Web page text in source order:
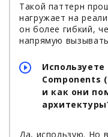
Такой паттерн
нагружает на
он более гибкий,
напрямую
Components
и как они
Да, использую. Но